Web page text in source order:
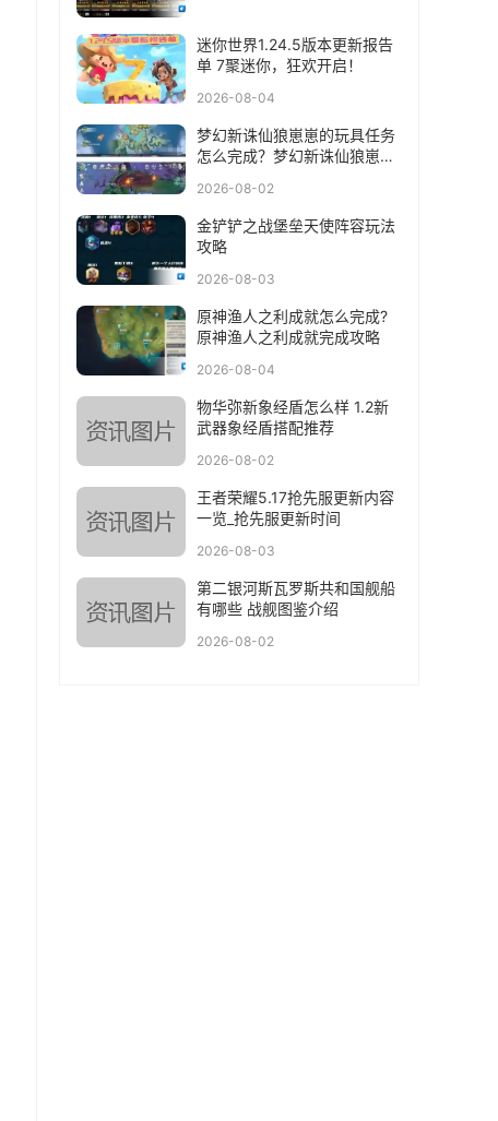
迷你世界1.24.5版本更新报告
单 7聚迷你，狂欢开启！
2026-08-04
梦幻新诛仙狼崽崽的玩具任务
怎么完成？梦幻新诛仙狼崽崽
2026-08-02
金铲铲之战堡垒天使阵容玩法
攻略
2026-08-03
原神渔人之利成就怎么完成?
原神渔人之利成就完成攻略
2026-08-04
物华弥新象经盾怎么样 1.2新
武器象经盾搭配推荐
2026-08-02
王者荣耀5.17抢先服更新内容
一览_抢先服更新时间
2026-08-03
第二银河斯瓦罗斯共和国舰船
有哪些 战舰图鉴介绍
2026-08-02